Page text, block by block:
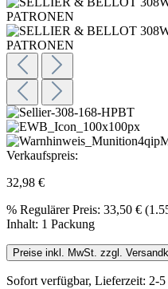
Verkaufspreis:
32,98 €
% Regulärer Preis: 33,50 €
Inhalt: 1 Packung
Preise inkl. MwSt. zzgl.
Sofort verfügbar, Lieferzeit: 2-5